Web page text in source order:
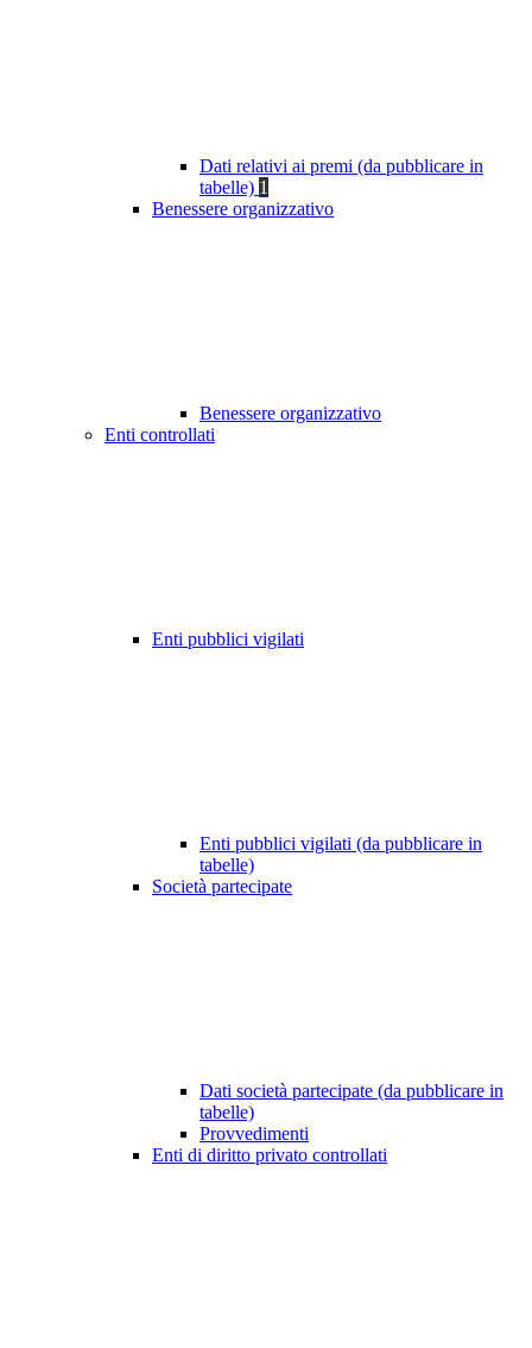
Dati relativi ai premi (da pubblicare in
tabelle) 1
Benessere organizzativo
Benessere organizzativo
Enti controllati
Enti pubblici vigilati
Enti pubblici vigilati (da pubblicare in
tabelle)
Società partecipate
Dati società partecipate (da pubblicare in
tabelle)
Provvedimenti
Enti di diritto privato controllati